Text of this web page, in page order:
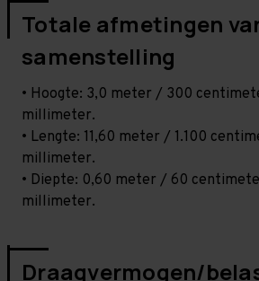
Totale afmetingen
samenstelling
• Hoogte: 3,0 meter / 300
millimeter.
• Lengte: 11,60 meter / 1.100
millimeter.
• Diepte: 0,60 meter / 60
millimeter.
Draagvermogen/